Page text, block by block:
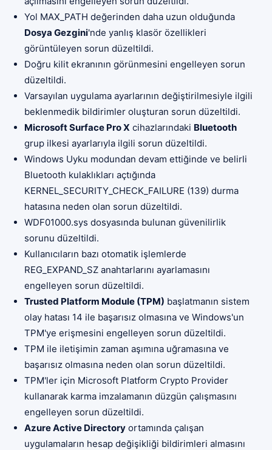
Yol MAX_PATH değerinden daha uzun olduğunda
Dosya Gezgini'nde yanlış klasör özellikleri
görüntüleyen sorun düzeltildi.
Doğru kilit ekranının görünmesini engelleyen sorun
düzeltildi.
Varsayılan uygulama ayarlarının değiştirilmesiyle ilgili
beklenmedik bildirimler oluşturan sorun düzeltildi.
Microsoft Surface Pro X cihazlarındaki Bluetooth
grup ilkesi ayarlarıyla ilgili sorun düzeltildi.
Windows Uyku modundan devam ettiğinde ve belirli
Bluetooth kulaklıkları açtığında
KERNEL_SECURITY_CHECK_FAILURE (139) durma
hatasına neden olan sorun düzeltildi.
WDF01000.sys dosyasında bulunan güvenilirlik
sorunu düzeltildi.
Kullanıcıların bazı otomatik işlemlerde
REG_EXPAND_SZ anahtarlarını ayarlamasını
engelleyen sorun düzeltildi.
Trusted Platform Module (TPM) başlatmanın sistem
olay hatası 14 ile başarısız olmasına ve Windows'un
TPM'ye erişmesini engelleyen sorun düzeltildi.
TPM ile iletişimin zaman aşımına uğramasına ve
başarısız olmasına neden olan sorun düzeltildi.
TPM'ler için Microsoft Platform Crypto Provider
kullanarak karma imzalamanın düzgün çalışmasını
engelleyen sorun düzeltildi.
Azure Active Directory ortamında çalışan
uygulamaların hesap değişikliği bildirimleri almasını